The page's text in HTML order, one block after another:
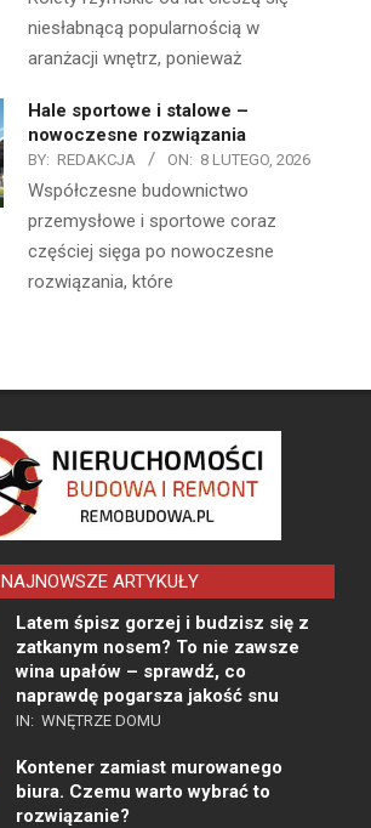
niesłabnącą popularnością w
aranżacji wnętrz, ponieważ
Hale sportowe i stalowe –
nowoczesne rozwiązania
BY: REDAKCJA ON: 8 LUTEGO, 2026
Współczesne budownictwo
przemysłowe i sportowe coraz
częściej sięga po nowoczesne
rozwiązania, które
NAJNOWSZE ARTYKUŁY
Latem śpisz gorzej i budzisz się z
zatkanym nosem? To nie zawsze
wina upałów – sprawdź, co
naprawdę pogarsza jakość snu
IN: WNĘTRZE DOMU
Kontener zamiast murowanego
biura. Czemu warto wybrać to
rozwiązanie?